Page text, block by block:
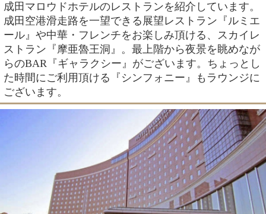
成田マロウドホテルのレストランを紹介しています。
成田空港滑走路を一望できる展望レストラン『ルミエ
ール』や中華・フレンチをお楽しみ頂ける、スカイレ
ストラン『摩亜魯王洞』。最上階から夜景を眺めなが
らのBAR『ギャラクシー』がございます。ちょっとし
た時間にご利用頂ける『シンフォニー』もラウンジに
ございます。